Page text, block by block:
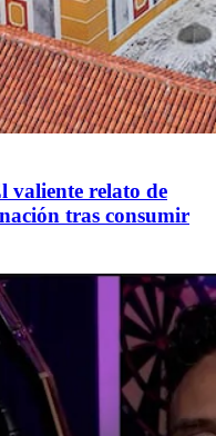
valiente relato de
tras consumir